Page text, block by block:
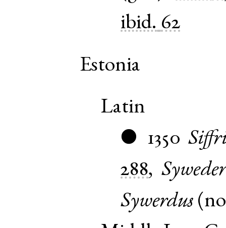
ibid.62
Estonia
Latin
● 1350
288,
Sywerdus (